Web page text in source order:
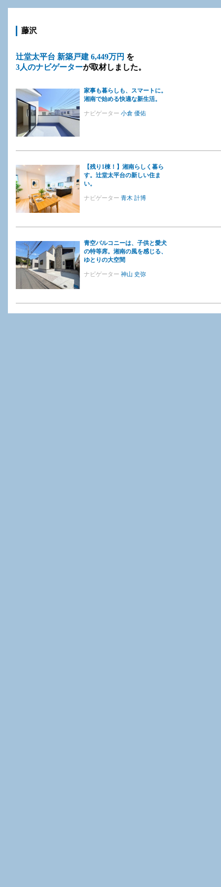
藤沢
辻堂太平台 新築戸建 6,449万円 を
3人のナビゲーターが取材しました。
家事も暮らしも、スマートに。
湘南で始める快適な新生活。
ナビゲーター 小倉 優佑
【残り1棟！】湘南らしく暮ら
す。辻堂太平台の新しい住ま
い。
ナビゲーター 青木 計博
青空バルコニーは、子供と愛犬
の特等席。湘南の風を感じる、
ゆとりの大空間
ナビゲーター 神山 史弥